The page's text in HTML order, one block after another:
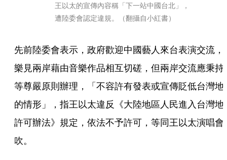
王以太的宣傳內容稱「下一站中國台北」，
遭陸委會認定違規。（翻攝自小紅書）
先前陸委會表示，政府歡迎中國藝人來台表演交流，
樂見兩岸藉由音樂作品相互切磋，但兩岸交流應秉持
等尊嚴原則辦理，「不容許有發表或宣傳貶低台灣地
的情形」，指王以太違反《大陸地區人民進入台灣地
許可辦法》規定，依法不予許可，等同王以太演唱會
吹。